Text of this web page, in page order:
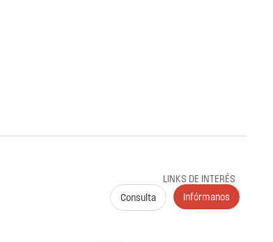
LINKS DE INTERÉS
Consulta
Infórmanos